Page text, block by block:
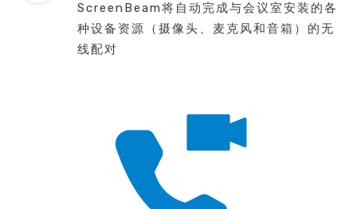
ScreenBeam将自动完成与会议室安装的各
种设备资源（摄像头、麦克风和音箱）的无
线配对